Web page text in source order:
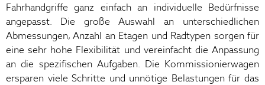
Fahrhandgriffe ganz einfach an individuelle Bedürfnisse
angepasst. Die große Auswahl an unterschiedlichen
Abmessungen, Anzahl an Etagen und Radtypen sorgen für
eine sehr hohe Flexibilität und vereinfacht die Anpassung
an die spezifischen Aufgaben. Die Kommissionierwagen
ersparen viele Schritte und unnötige Belastungen für das